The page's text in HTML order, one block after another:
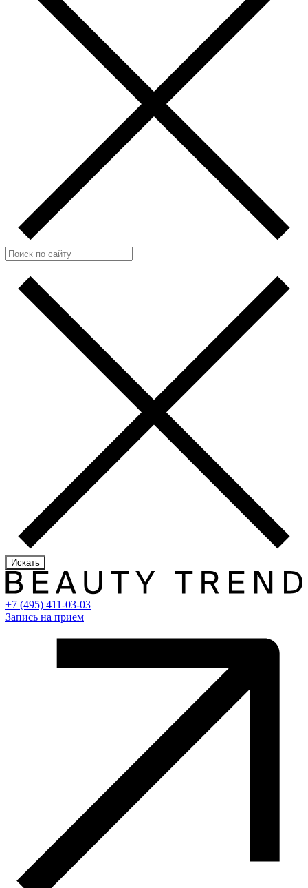
Искать
+7 (495) 411-03-03
Запись на прием